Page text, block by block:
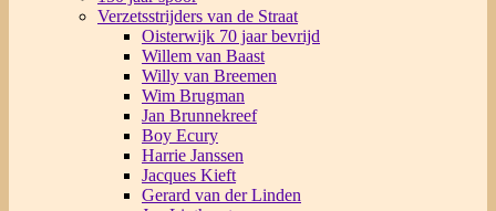
Verzetsstrijders van de Straat
Oisterwijk 70 jaar bevrijd
Willem van Baast
Willy van Breemen
Wim Brugman
Jan Brunnekreef
Boy Ecury
Harrie Janssen
Jacques Kieft
Gerard van der Linden